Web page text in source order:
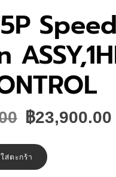
Speed
Original
was:
฿27,000.00.
฿23,900.00
ส่ตะกร้า